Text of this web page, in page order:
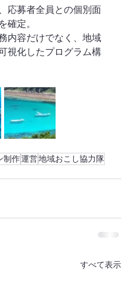
応募者全員との個別面
確定。
内容だけでなく、地域
視化したプログラム構
制作運営地域おこし協力隊
すべて表示